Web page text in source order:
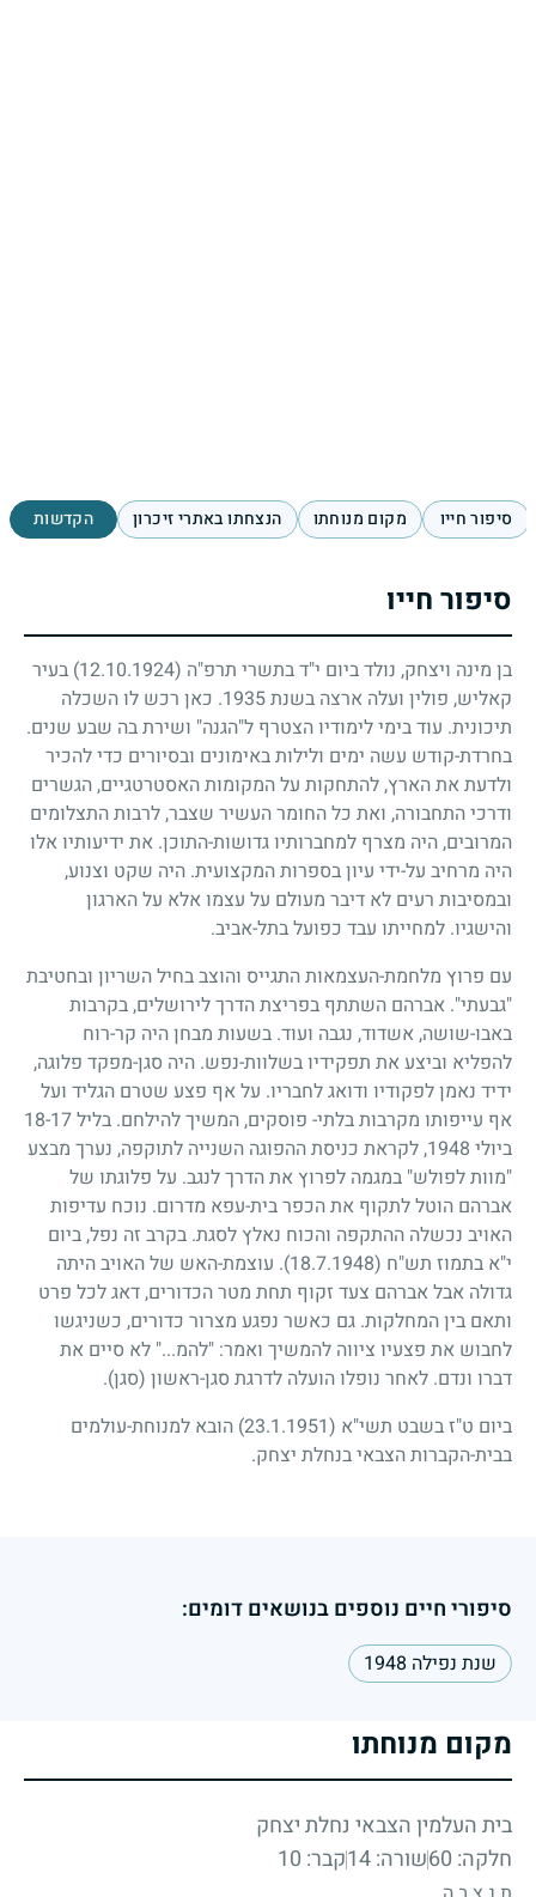
סיפור חייו מקום מנוחתו הנצחתו באתרי זיכרון הקדשות
סיפור חייו
בן מינה ויצחק, נולד ביום י"ד בתשרי תרפ"ה (12.10.1924)
בעיר
קאליש, פולין ועלה ארצה בשנת1935. כאן רכש לו השכלה
תיכונית. עוד בימי לימודיו הצטרף ל"הגנה" ושירת בה שבע שנים.
בחרדת-קודש עשה ימים ולילות באימונים ובסיורים כדי להכיר
ולדעת את הארץ, להתחקות על המקומות האסטרטגיים, הגשרים
ודרכי התחבורה, ואת כל החומר העשיר שצבר, לרבות התצלומים
המרובים, היה מצרף למחברותיו גדושות-התוכן. את ידיעותיו אלו
היה מרחיב על-ידי עיון בספרות המקצועית. היה שקט וצנוע,
ובמסיבות רעים לא דיבר מעולם על עצמו אלא על הארגון
והישגיו. למחייתו עבד כפועל בתל-אביב.
עם פרוץ מלחמת-העצמאות התגייס והוצב בחיל השריון ובחטיבת
"גבעתי". אברהם השתתף בפריצת הדרך לירושלים, בקרבות
באבו-שושה, אשדוד, נגבה ועוד. בשעות מבחן היה קר-רוח
להפליא וביצע את תפקידיו בשלוות-נפש. היה סגן-מפקד פלוגה,
ידיד נאמן לפקודיו ודואג לחבריו. על אף פצע שטרם הגליד ועל
אף עייפותו מקרבות בלתי- פוסקים, המשיך להילחם. בליל17
-
18
ביולי 1948, לקראת כניסת ההפוגה השנייה לתוקפה, נערך מבצע
"מוות לפולש" במגמה לפרוץ את הדרך לנגב. על פלוגתו של
אברהם הוטל לתקוף את הכפר בית-עפא מדרום. נוכח עדיפות
האויב נכשלה ההתקפה והכוח נאלץ לסגת. בקרב זה נפל, ביום
י"א בתמוז תש"ח (18.7.1948)
. עוצמת-האש של האויב היתה
גדולה אבל אברהם צעד זקוף תחת מטר הכדורים, דאג לכל פרט
ותאם בין המחלקות. גם כאשר נפגע מצרור כדורים, כשניגשו
לחבוש את פצעיו ציווה להמשיך ואמר: "להמ..." לא סיים את
דברו ונדם. לאחר נופלו הועלה לדרגת סגן-ראשון (סגן).
ביום ט"ז בשבט תשי"א (23.1.1951)
הובא למנוחת-עולמים
בבית-הקברות הצבאי בנחלת יצחק.
סיפורי חיים נוספים בנושאים דומים:
שנת נפילה 1948
מקום מנוחתו
בית העלמין הצבאי נחלת יצחק
חלקה: 60
שורה: 14 קבר: 10